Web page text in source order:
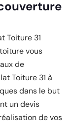
Toiture 31
vous
de
Toiture 31 à
dans le but
un devis
de vos